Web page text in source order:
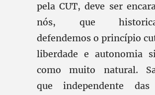
pela CUT, deve ser
nós, que
defendemos o princípio
liberdade e autonomia
como muito natural.
que independente das